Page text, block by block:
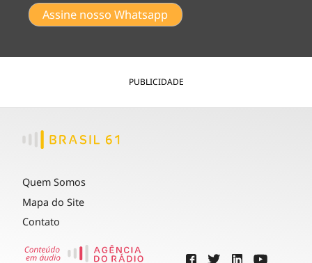
Assine nosso Whatsapp
PUBLICIDADE
Quem Somos
Mapa do Site
Contato